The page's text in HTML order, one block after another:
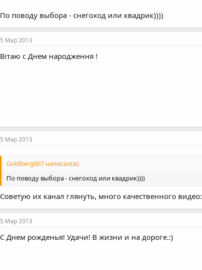
По поводу выбора - снегоход или квадрик))))
5 Мар 2013
Вітаю с Днем народження !
5 Мар 2013
Goldberg007 написал(а):
По поводу выбора - снегоход или квадрик))))
Советую их канал глянуть, много качественного видео:
5 Мар 2013
С Днем рожденья! Удачи! В жизни и на дороге.:)